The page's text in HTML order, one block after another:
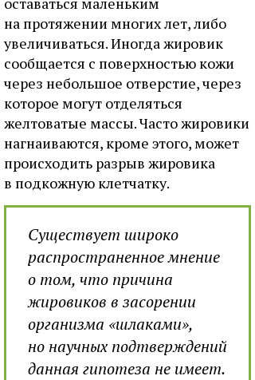
на протяжении многих лет, либо
увеличиваться. Иногда жировик
сообщается с поверхностью кожи
через небольшое отверстие, через
которое могут отделяться
желтоватые массы. Часто жировики
нагнаиваются, кроме этого, может
происходить разрыв жировика
в подкожную клетчатку.
Существует широко
распространенное мнение
о том, что причина
жировиков в засорении
организма «шлаками»,
но научных подтверждений
данная гипотеза не имеет.